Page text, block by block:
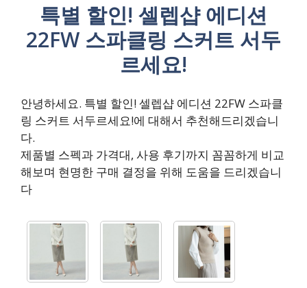
특별 할인! 셀렙샵 에디션
22FW 스파클링 스커트 서두
르세요!
안녕하세요. 특별 할인! 셀렙샵 에디션 22FW 스파클
링 스커트 서두르세요!에 대해서 추천해드리겠습니
다.
제품별 스펙과 가격대, 사용 후기까지 꼼꼼하게 비교
해보며 현명한 구매 결정을 위해 도움을 드리겠습니
다